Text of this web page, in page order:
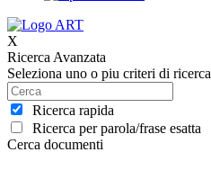
X
Ricerca Avanzata
Seleziona uno o piu criteri di ricerca
Ricerca rapida
Ricerca per parola/frase esatta
Cerca documenti